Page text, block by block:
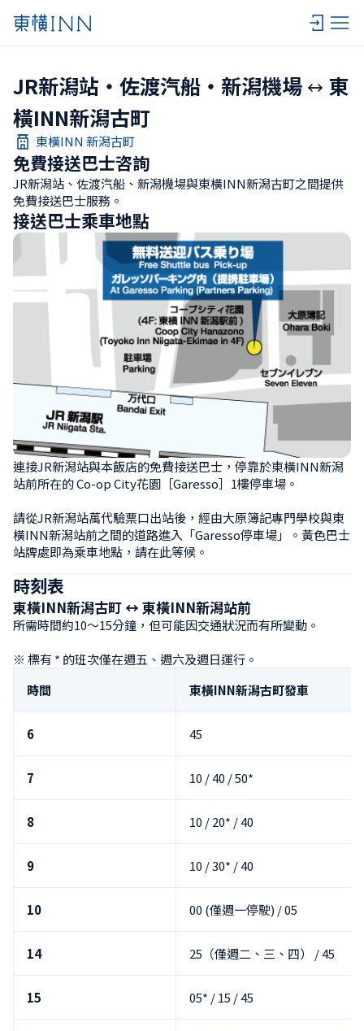
JR新潟站・佐渡汽船・新潟機場
東
橫INN新潟古町
東橫INN 新潟古町
免費接送巴士咨詢
JR新潟站、佐渡汽船、新潟機場與東橫INN新潟古町之間提供
免費接送巴士服務。
接送巴士乘車地點
連接JR新潟站與本飯店的免費接送巴士，停靠於東橫INN新潟
站前所在的 Co-op City花園［Garesso］1樓停車場。
請從JR新潟站萬代驗票口出站後，經由大原簿記專門學校與東
橫INN新潟站前之間的道路進入「Garesso停車場」。黃色巴士
站牌處即為乘車地點，請在此等候。
時刻表
東橫INN新潟古町 ↔ 東橫INN新潟站前
所需時間約10～15分鐘，但可能因交通狀況而有所變動。
※ 標有 * 的班次僅在週五、週六及週日運行。
時間
東橫INN新潟古町發車
6 45
7 10 / 40 / 50*
8 10 / 20* / 40
9 10 / 30* / 40
10 00 (僅週一停駛) / 05
14 25（僅週二、三、四） / 45
15 05* / 15 / 45